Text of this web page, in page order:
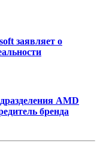
заявляет о
AMD
бренда